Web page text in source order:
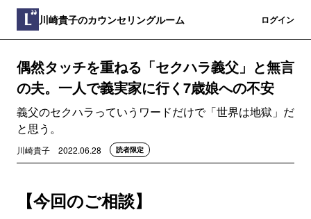
川崎貴子のカウンセリングルーム ログイン
偶然タッチを重ねる「セクハラ義父」と無言
の夫。一人で義実家に行く7歳娘への不安
義父のセクハラっていうワードだけで「世界は地獄」だ
と思う。
川崎貴子 2022.06.28 読者限定
【今回のご相談】